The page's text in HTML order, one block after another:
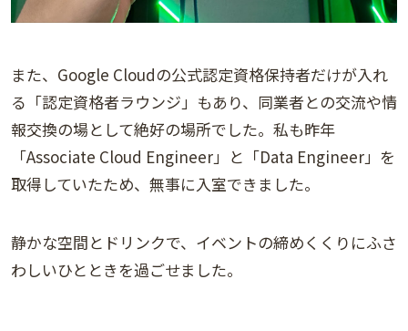
また、Google Cloudの公式認定資格保持者だけが入れ
る「認定資格者ラウンジ」もあり、同業者との交流や情
報交換の場として絶好の場所でした。私も昨年
「Associate Cloud Engineer」と「Data Engineer」を
取得していたため、無事に入室できました。
静かな空間とドリンクで、イベントの締めくくりにふさ
わしいひとときを過ごせました。